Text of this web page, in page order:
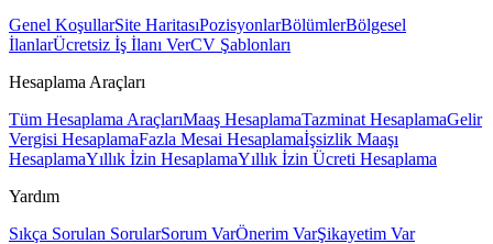
Genel KoşullarSite HaritasıPozisyonlarBölümlerBölgesel
İlanlarÜcretsiz İş İlanı VerCV Şablonları
Hesaplama Araçları
Tüm Hesaplama AraçlarıMaaş HesaplamaTazminat HesaplamaGelir
Vergisi HesaplamaFazla Mesai Hesaplamaİşsizlik Maaşı
HesaplamaYıllık İzin HesaplamaYıllık İzin Ücreti Hesaplama
Yardım
Sıkça Sorulan SorularSorum VarÖnerim VarŞikayetim Var